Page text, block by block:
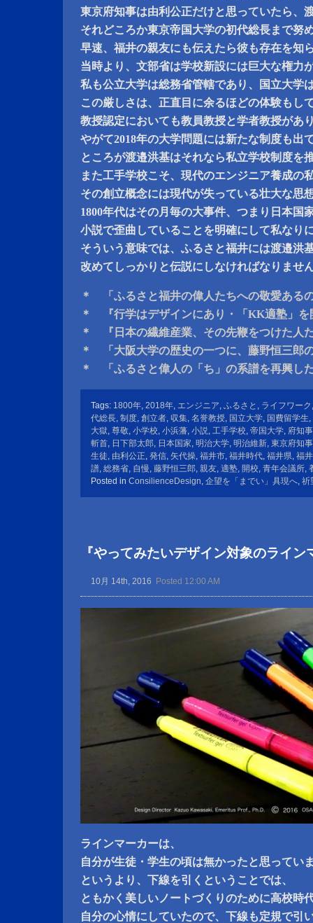
東京府知事は由利公正だけと思っていたら、
それどころか東京帝国大学の初代総長まで努
早速、福井の親友にも伝えたら彼も存在を知
当時より、文部省は学校新設には巨大な権力
私も公立大学は総務省管轄であり、国立大学
この厳しさは、正直目に余るほどの体験もし
教授認定においても教員教授と学者教授があ
やがて2018年の大学問題には新たな制度も出
ところが渡邉洪基はそれなら私立学校制度を
また工手学校こそ、現代のエンジニア養成の
その創立概念には現代が失っている壮大な思
1800年代はその月毎の大事件、つまり日本国
小説で歪曲していることを明確にして私なり
そういう意味では、ふるさと福井には渡邉洪
改めてしっかりと伝説にしなければなりませ
＊ 「ふるさと福井の偉人たちへの敬愛ある
＊ 『行学はデザインにあり・「KK適塾」を
＊ 『日本の繊維産業、その先鞭をつけた人
＊ 「大阪大学の歴史の一つに、藤野恒三郎
＊ 「ふるさと偉人の「ち」の系譜を再興し
Tags: 1800年, 2018年, エンジニア, ふるさと , ライフワーク
代総長, 制度, 創立者, 収集, 名誉教授, 国立大学, 国費留学生,
大獄, 尊敬, 小学校, 小浜藩, 小説, 工手学校, 帝国大学, 府知事
斬首, 日下部太郎, 日本国家, 明治大学, 明治維新, 東京府知事
生徒, 由利公正, 発信, 矢代操, 福井市, 福井時代, 福井県, 福
譜, 総務省, 自慢, 藤野恒三郎, 親友, 適塾, 開校, 青年会議所,
Posted in ConsilienceDesign, 企望を「までい」具現へ, 祈
『やってみたいデザイン対象のライン
10月 14th, 2016 Posted 12:00 AM
ラインマーカーは、
自分が生徒・学生の頃は無かったと思ってい
というより、下線を引くということでは、
ともかく美しいノートづくりのために高校時
自分の心情にしていたので、下線も定規で引